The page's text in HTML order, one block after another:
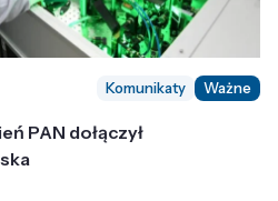
Komunikaty Ważne
PAN dołączył